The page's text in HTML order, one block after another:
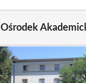
Ośrodek